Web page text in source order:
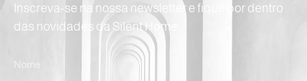
Inscreva-se na nossa newsletter e fique por dentro
das novidades da Silent Home.